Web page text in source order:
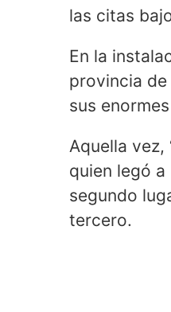
las citas
En la
provincia
sus
Aquella vez,
quien legó
segundo
tercero.